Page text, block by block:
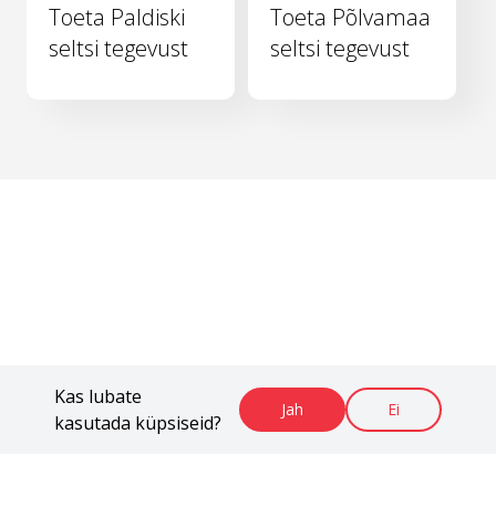
Kas lubate
kasutada küpsiseid?
Jah Ei
Toeta Paldiski
seltsi tegevust
Toeta Põlvamaa
seltsi tegevust